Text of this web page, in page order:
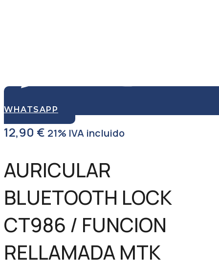
WHATSAPP
12,90 € 21% IVA incluido
AURICULAR
BLUETOOTH LOCK
CT986 / FUNCION
RELLAMADA MTK